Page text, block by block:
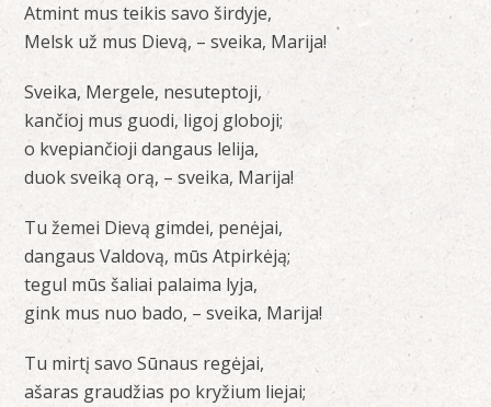
Atmint mus teikis savo širdyje,
Melsk už mus Dievą, – sveika, Marija!
Sveika, Mergele, nesuteptoji,
kančioj mus guodi, ligoj globoji;
o kvepiančioji dangaus lelija,
duok sveiką orą, – sveika, Marija!
Tu žemei Dievą gimdei, penėjai,
dangaus Valdovą, mūs Atpirkėją;
tegul mūs šaliai palaima lyja,
gink mus nuo bado, – sveika, Marija!
Tu mirtį savo Sūnaus regėjai,
ašaras graudžias po kryžium liejai;